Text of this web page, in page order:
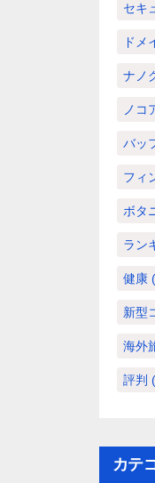
セキ
ドメ
ナノ
ノコ
バッ
フィ
ボタ
ラン
健康
新型
海外
評判
カテ